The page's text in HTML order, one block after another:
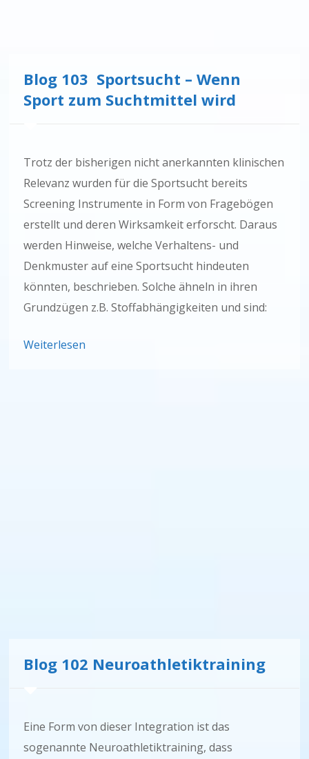
Blog 103 Sportsucht – Wenn
Sport zum Suchtmittel wird
Trotz der bisherigen nicht anerkannten klinischen
Relevanz wurden für die Sportsucht bereits
Screening Instrumente in Form von Fragebögen
erstellt und deren Wirksamkeit erforscht. Daraus
werden Hinweise, welche Verhaltens- und
Denkmuster auf eine Sportsucht hindeuten
könnten, beschrieben. Solche ähneln in ihren
Grundzügen z.B. Stoffabhängigkeiten und sind:
Weiterlesen
Blog 102 Neuroathletiktraining
Eine Form von dieser Integration ist das
sogenannte Neuroathletiktraining, dass